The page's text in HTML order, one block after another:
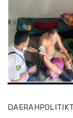
DAERAH POLITIK